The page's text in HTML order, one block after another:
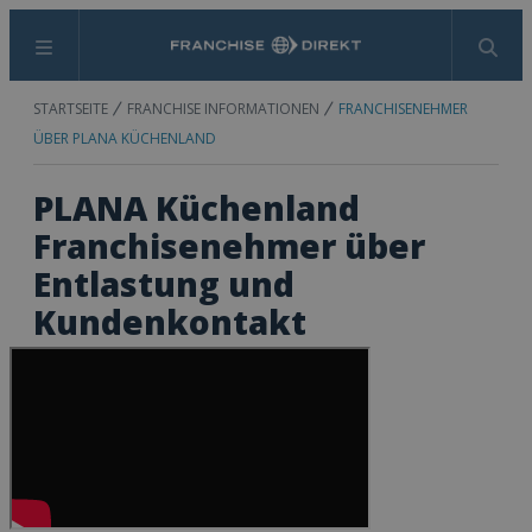
Menü Suchen
STARTSEITE FRANCHISE INFORMATIONEN
FRANCHISENEHMER
ÜBER PLANA KÜCHENLAND
PLANA Küchenland
Franchisenehmer über
Entlastung und
Kundenkontakt